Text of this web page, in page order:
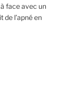
face avec un
de l’apné en